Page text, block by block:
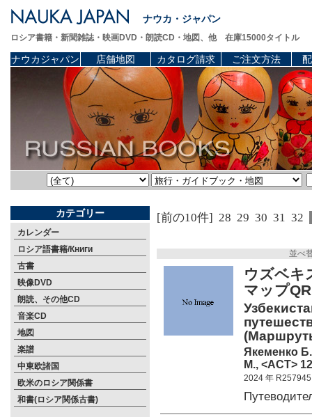
ナウカ・ジャパン
ロシア書籍・新聞雑誌・映画DVD・朗読CD・地図、他 在庫15000タイトル
ナウカジャパン 店舗地図 カタログ請求 ご注文方法
カテゴリー
カレンダー
ロシア語書籍/Книги
古書
映像DVD
朗読、その他CD
音楽CD
地図
楽譜
中東欧諸国
欧米のロシア関係書
和書(ロシア関係古書)
[前の10件] 28 29 30 31 32
並べ
ウズベ
マップ
Якеменко
М., <АСТ>
2024 年 R257945